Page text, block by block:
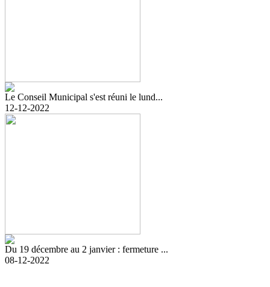
Le Conseil Municipal s'est réuni le lund...
12-12-2022
Du 19 décembre au 2 janvier : fermeture ...
08-12-2022